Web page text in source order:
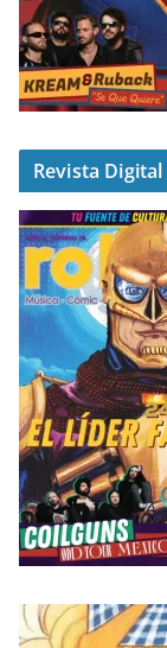
Revista Digital